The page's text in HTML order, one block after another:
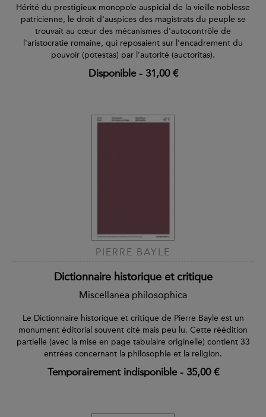
Hérité du prestigieux monopole auspicial de la vieille noblesse
patricienne, le droit d'auspices des magistrats du peuple se
trouvait au cœur des mécanismes d'autocontrôle de
l'aristocratie romaine, qui reposaient sur l’encadrement du
pouvoir (potestas) par l’autorité (auctoritas).
Disponible- 31,00 €
PIERRE BAYLE
Dictionnaire historique et critique
Miscellanea philosophica
Le Dictionnaire historique et critique de Pierre Bayle est un
monument éditorial souvent cité mais peu lu. Cette réédition
partielle (avec la mise en page tabulaire originelle) contient 33
entrées concernant la philosophie et la religion.
Temporairement indisponible- 35,00 €